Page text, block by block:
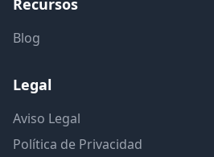
Recursos
Blog
Legal
Aviso Legal
Política de Privacidad